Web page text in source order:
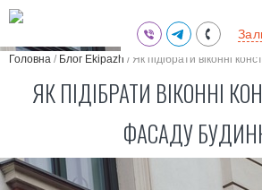
(095) 711-77-47
(097) 773-73-71
Головна / Блог Ekipazh / Як підібрати віконні
ЯК ПІДІБРАТИ ВІКОННІ
ФАСАДУ